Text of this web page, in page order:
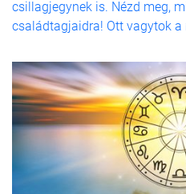
csillagjegynek is. Nézd meg,
családtagjaidra! Ott vagytok